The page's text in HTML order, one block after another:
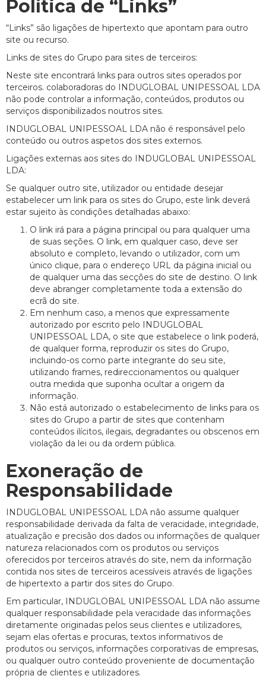
Política de “Links”
“Links” são ligações de hipertexto que apontam para outro
site ou recurso.
Links de sites do Grupo para sites de terceiros:
Neste site encontrará links para outros sites operados por
terceiros. colaboradoras do INDUGLOBAL UNIPESSOAL LDA
não pode controlar a informação, conteúdos, produtos ou
serviços disponibilizados noutros sites.
INDUGLOBAL UNIPESSOAL LDA não é responsável pelo
conteúdo ou outros aspetos dos sites externos.
Ligações externas aos sites do INDUGLOBAL UNIPESSOAL
LDA:
Se qualquer outro site, utilizador ou entidade desejar
estabelecer um link para os sites do Grupo, este link deverá
estar sujeito às condições detalhadas abaixo:
O link irá para a página principal ou para qualquer uma
de suas seções. O link, em qualquer caso, deve ser
absoluto e completo, levando o utilizador, com um
único clique, para o endereço URL da página inicial ou
de qualquer uma das secções do site de destino. O link
deve abranger completamente toda a extensão do
ecrã do site.
Em nenhum caso, a menos que expressamente
autorizado por escrito pelo INDUGLOBAL
UNIPESSOAL LDA, o site que estabelece o link poderá,
de qualquer forma, reproduzir os sites do Grupo,
incluindo-os como parte integrante do seu site,
utilizando frames, redireccionamentos ou qualquer
outra medida que suponha ocultar a origem da
informação.
Não está autorizado o estabelecimento de links para os
sites do Grupo a partir de sites que contenham
conteúdos ilícitos, ilegais, degradantes ou obscenos em
violação da lei ou da ordem pública.
Exoneração de
Responsabilidade
INDUGLOBAL UNIPESSOAL LDA não assume qualquer
responsabilidade derivada da falta de veracidade, integridade,
atualização e precisão dos dados ou informações de qualquer
natureza relacionados com os produtos ou serviços
oferecidos por terceiros através do site, nem da informação
contida nos sites de terceiros acessíveis através de ligações
de hipertexto a partir dos sites do Grupo.
Em particular, INDUGLOBAL UNIPESSOAL LDA não assume
qualquer responsabilidade pela veracidade das informações
diretamente originadas pelos seus clientes e utilizadores,
sejam elas ofertas e procuras, textos informativos de
produtos ou serviços, informações corporativas de empresas,
ou qualquer outro conteúdo proveniente de documentação
própria de clientes e utilizadores.